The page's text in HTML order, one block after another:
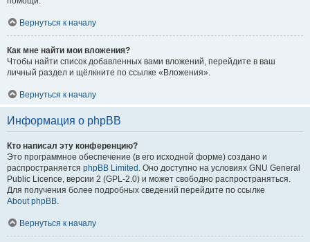
Вернуться к началу
Как мне найти мои вложения?
Чтобы найти список добавленных вами вложений, перейдите в ваш
личный раздел и щёлкните по ссылке «Вложения».
Вернуться к началу
Информация о phpBB
Кто написал эту конференцию?
Это программное обеспечение (в его исходной форме) создано и
распространяется phpBB Limited . Оно доступно на условиях GNU General
Public Licence, версии 2 (GPL-2.0) и может свободно распространяться.
Для получения более подробных сведений перейдите по ссылке
About phpBB.
Вернуться к началу